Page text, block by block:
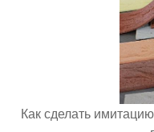
Как сделать